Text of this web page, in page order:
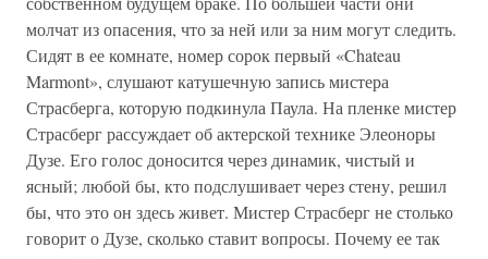
молчат из опасения, что за ней или за ним могут следить.
Сидят в ее комнате, номер сорок первый «Chateau
Marmont», слушают катушечную запись мистера
Страсберга, которую подкинула Паула. На пленке мистер
Страсберг рассуждает об актерской технике Элеоноры
Дузе. Его голос доносится через динамик, чистый и
ясный; любой бы, кто подслушивает через стену, решил
бы, что это он здесь живет. Мистер Страсберг не столько
говорит о Дузе, сколько ставит вопросы. Почему ее так